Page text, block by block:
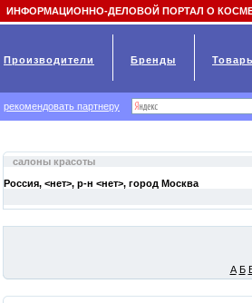
салоны красоты
Россия, <нет>, р-н <нет>, город Москва
А Б
ИНФОРМАЦИОННО-ДЕЛОВОЙ ПОРТАЛ О
Производители Бренды
рекомендовать партнеру